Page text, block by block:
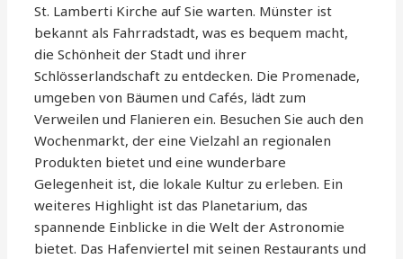
St. Lamberti Kirche auf Sie warten. Münster ist
bekannt als Fahrradstadt, was es bequem macht,
die Schönheit der Stadt und ihrer
Schlösserlandschaft zu entdecken. Die Promenade,
umgeben von Bäumen und Cafés, lädt zum
Verweilen und Flanieren ein. Besuchen Sie auch den
Wochenmarkt, der eine Vielzahl an regionalen
Produkten bietet und eine wunderbare
Gelegenheit ist, die lokale Kultur zu erleben. Ein
weiteres Highlight ist das Planetarium, das
spannende Einblicke in die Welt der Astronomie
bietet. Das Hafenviertel mit seinen Restaurants und